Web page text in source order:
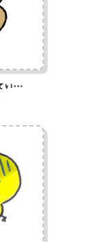
キーウィの上に乗っているひよこのイラスト